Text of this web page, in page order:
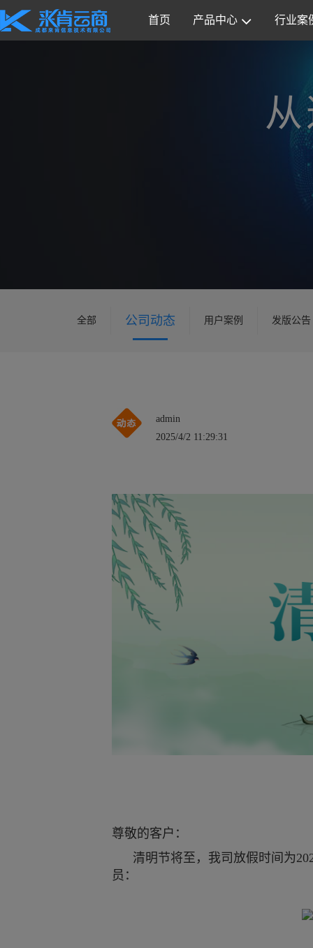
首页 产品中心 行业案
全部 公司动态 用户案例 发版公告
admin
2025/4/2 11:29:31
尊敬的客户：
清明节将至，我司放假时间为
员：